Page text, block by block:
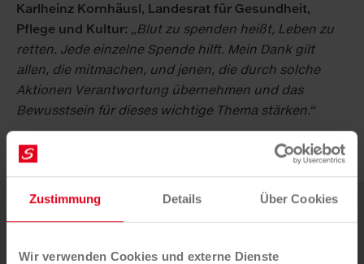
Zustimmung Details Über Cookies
Wir verwenden Cookies und externe Dienste
Karlheinz Kornhäusl, Landesrat für Gesundheit,
Pflege und Kultur: „Blut zu spenden heißt, Leben zu
retten. Jede einzelne Spende hilft. Mein Dank gilt
allen, die mitmachen, und jenen, die durch solche
Aktionen Verantwortung übernehmen und das
Bewusstsein für dieses wichtige Thema stärken.“
Weitere News